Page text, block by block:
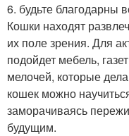
6. будьте благодарны
Кошки находят
их поле зрения. Для
подойдет мебель,
мелочей, которые
кошек можно
заморачиваясь
будущим.